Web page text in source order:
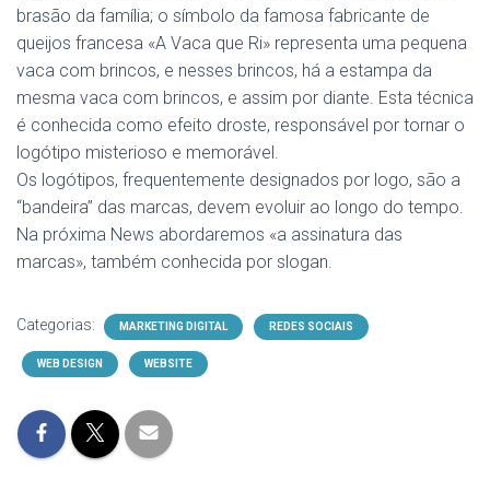
brasão da família; o símbolo da famosa fabricante de
queijos francesa «A Vaca que Ri» representa uma pequena
vaca com brincos, e nesses brincos, há a estampa da
mesma vaca com brincos, e assim por diante. Esta técnica
é conhecida como efeito droste, responsável por tornar o
logótipo misterioso e memorável.
Os logótipos, frequentemente designados por logo, são a
“bandeira” das marcas, devem evoluir ao longo do tempo.
Na próxima News abordaremos «a assinatura das
marcas», também conhecida por slogan.
Categorias: MARKETING DIGITAL REDES SOCIAIS
WEB DESIGN WEBSITE